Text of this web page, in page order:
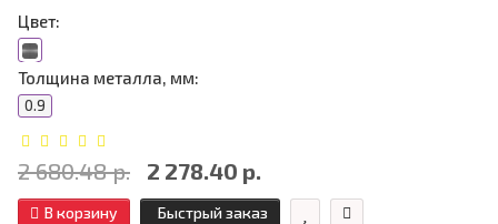
Цвет:
Толщина металла, мм:
0.9
2 680.48 р. 2 278.40 р.
В корзину Быстрый заказ